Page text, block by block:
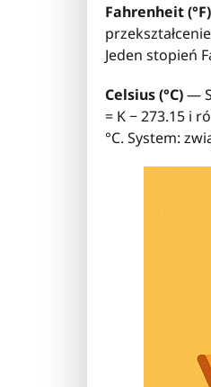
Fahrenheit (°F)
Jeden stopień
Celsius (°C)—
= K − 273.15 i
°C. System: